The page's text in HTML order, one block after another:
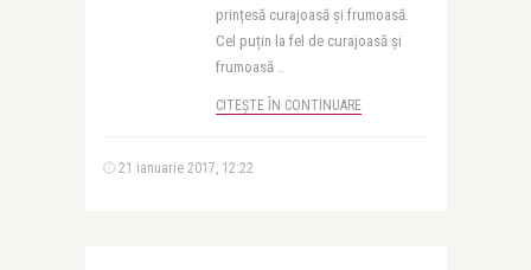
prințesă curajoasă și frumoasă.
Cel puțin la fel de curajoasă și
frumoasă ..
CITEȘTE ÎN CONTINUARE
21 ianuarie 2017, 12:22